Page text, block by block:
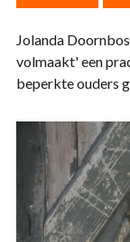
Jolanda
volmaakt' een
beperkte ouders